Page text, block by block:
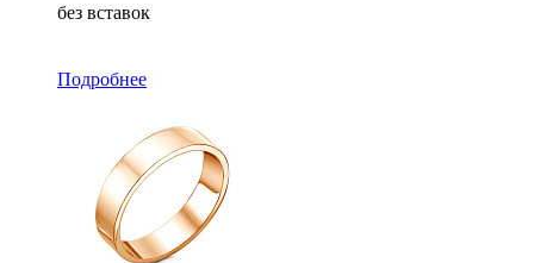
без вставок
Подробнее